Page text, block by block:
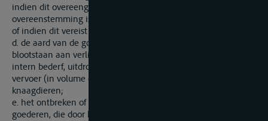
indien dit overeengekomen is met de afzender, of in
overeenstemming is met de desbetreffende handelsgebruiken
of indien dit vereist is op grond van de geldende regelgeving;
d. de aard van de goederen waardoor zij geheel of gedeeltelijk
blootstaan aan verlies of schade, met name door breuk, roest,
intern bederf, uitdroging, lekkage, normaal verlies tijdens het
vervoer (in volume of gewicht) of door ongedierte of
knaagdieren;
e. het ontbreken of gebrekkigheid van de verpakking bij
goederen, die door hun aard aan verlies of schade blootstaan,